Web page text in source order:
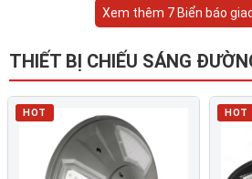
Xem thêm 7 Biển báo
THIẾT BỊ CHIẾU SÁNG
HOT HOT